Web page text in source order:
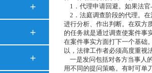
1．代理申请回避。如果法官
2．法庭调查阶段的代理。在
进行分析、作出判断。在双方
的任务就是通过调查使案件事
在案件事实方面打下一个基础
以，法律工作者必须高度重视
一是发问包括对各方当事人
用不同的提问策略。有时可单